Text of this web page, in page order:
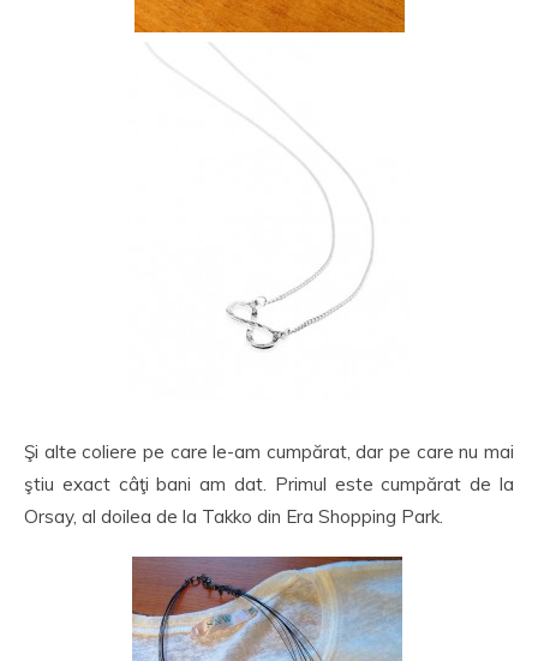
Şi alte coliere pe care le-am cumpărat, dar pe care nu mai
ştiu exact câţi bani am dat. Primul este cumpărat de la
Orsay, al doilea de la Takko din Era Shopping Park.